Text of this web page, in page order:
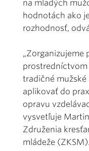
na mladých
hodnotách ako
rozhodnosť,
„Zorganizujeme
tradičné
aplikovať do
opravu
vysvetľuje
Združenia
mládeže